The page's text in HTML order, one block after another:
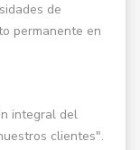
de
permanente en
integral del
clientes".